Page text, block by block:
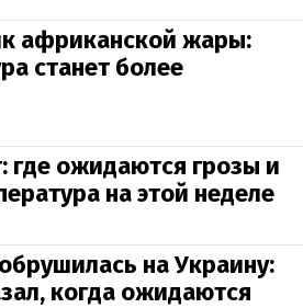
африканской жары:
станет более
где ожидаются грозы и
на этой неделе
на Украину:
когда ожидаются